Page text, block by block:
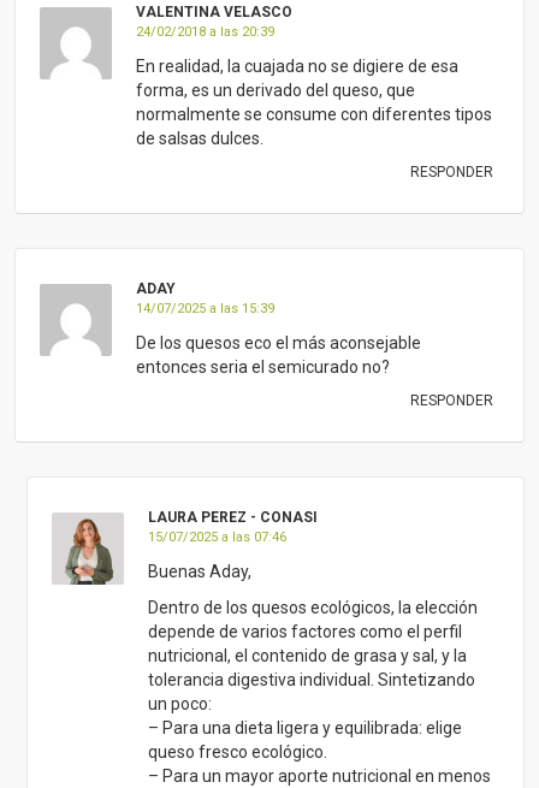
VALENTINA VELASCO
24/02/2018 a las 20:39
En realidad, la cuajada no se digiere de esa
forma, es un derivado del queso, que
normalmente se consume con diferentes tipos
de salsas dulces.
RESPONDER
ADAY
14/07/2025 a las 15:39
De los quesos eco el más aconsejable
entonces seria el semicurado no?
RESPONDER
LAURA PEREZ - CONASI
15/07/2025 a las 07:46
Buenas Aday,
Dentro de los quesos ecológicos, la elección
depende de varios factores como el perfil
nutricional, el contenido de grasa y sal, y la
tolerancia digestiva individual. Sintetizando
un poco:
– Para una dieta ligera y equilibrada: elige
queso fresco ecológico.
– Para un mayor aporte nutricional en menos